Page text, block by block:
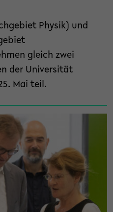
Physik) und
gleich zwei
der Universität
Mai teil.